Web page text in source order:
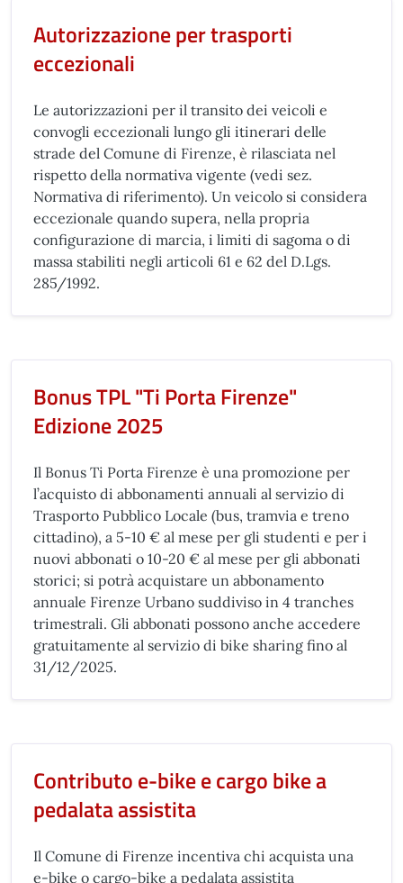
Autorizzazione per trasporti
eccezionali
Le autorizzazioni per il transito dei veicoli e
convogli eccezionali lungo gli itinerari delle
strade del Comune di Firenze, è rilasciata nel
rispetto della normativa vigente (vedi sez.
Normativa di riferimento). Un veicolo si considera
eccezionale quando supera, nella propria
configurazione di marcia, i limiti di sagoma o di
massa stabiliti negli articoli 61 e 62 del D.Lgs.
285/1992.
Bonus TPL "Ti Porta Firenze"
Edizione 2025
Il Bonus Ti Porta Firenze è una promozione per
l’acquisto di abbonamenti annuali al servizio di
Trasporto Pubblico Locale (bus, tramvia e treno
cittadino), a 5-10 € al mese per gli studenti e per i
nuovi abbonati o 10-20 € al mese per gli abbonati
storici; si potrà acquistare un abbonamento
annuale Firenze Urbano suddiviso in 4 tranches
trimestrali. Gli abbonati possono anche accedere
gratuitamente al servizio di bike sharing fino al
31/12/2025.
Contributo e-bike e cargo bike a
pedalata assistita
Il Comune di Firenze incentiva chi acquista una
e-bike o cargo-bike a pedalata assistita